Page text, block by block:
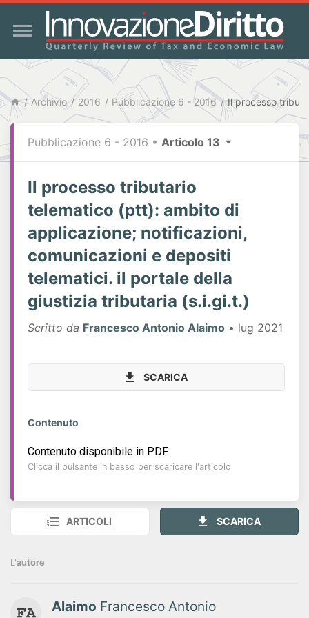
Archivio 2016 Pubblicazione 6 - 2016
Pubblicazione 6 - 2016 • Articolo 13
Il processo tributario
telematico (ptt): ambito di
applicazione; notificazioni,
comunicazioni e depositi
telematici. il portale della
giustizia tributaria (s.i.gi.t.)
Scritto da Francesco Antonio Alaimo • lug 2021
SCARICA
Contenuto
Contenuto disponibile in PDF.
Clicca il pulsante in basso per scaricare l'articolo
ARTICOLI SCARICA
L'autore
Alaimo Francesco Antonio